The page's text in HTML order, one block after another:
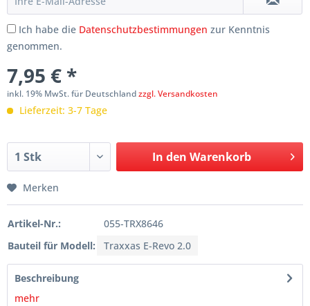
Ich habe die Datenschutzbestimmungen zur Kenntnis
genommen.
7,95 € *
inkl. 19% MwSt. für Deutschlandzzgl. Versandkosten
Lieferzeit: 3-7 Tage
In den Warenkorb
Merken
Artikel-Nr.:
055-TRX8646
Bauteil für Modell:
Traxxas E-Revo 2.0
Beschreibung
mehr